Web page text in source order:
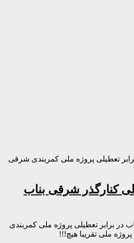
تعطیلی پروژه ملی کمربندی شرقی
کنارگذر شرقی بناب
برابر تعطیلی پروژه ملی کمربندی
ملی تقریبا هیچ!!!